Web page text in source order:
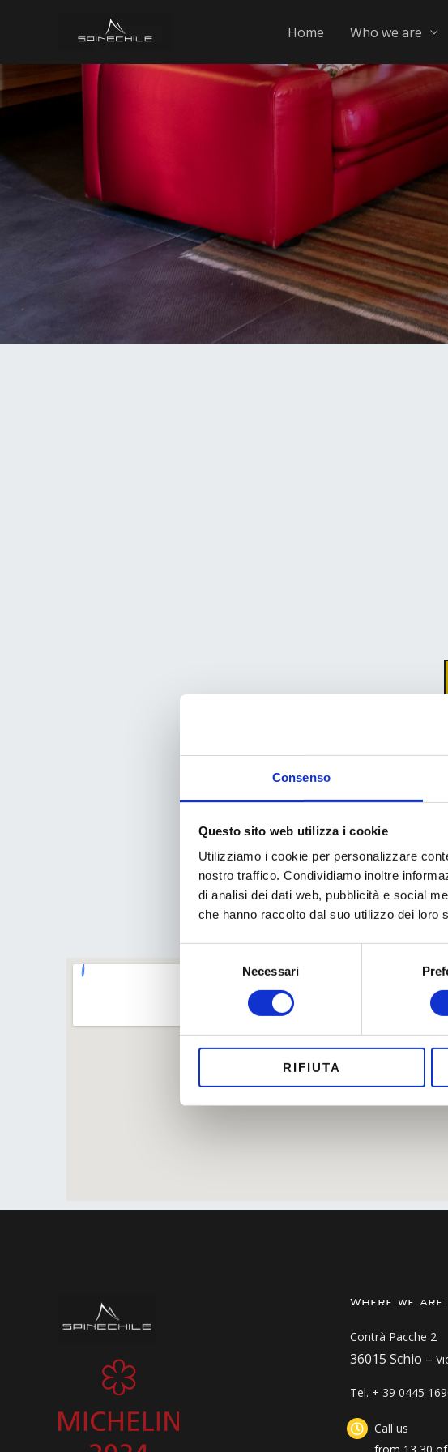
Consenso
Questo sito web utilizza i cookie
Utilizziamo i cookie per personalizzare
nostro traffico. Condividiamo inoltre
di analisi dei dati web, pubblicità e social
che hanno raccolto dal suo utilizzo dei loro
Necessari
RIFIUTA
Home Who we are
Where we are
Contrà Pacche 2
36015 Schio –
Tel. + 39 0445
Call us